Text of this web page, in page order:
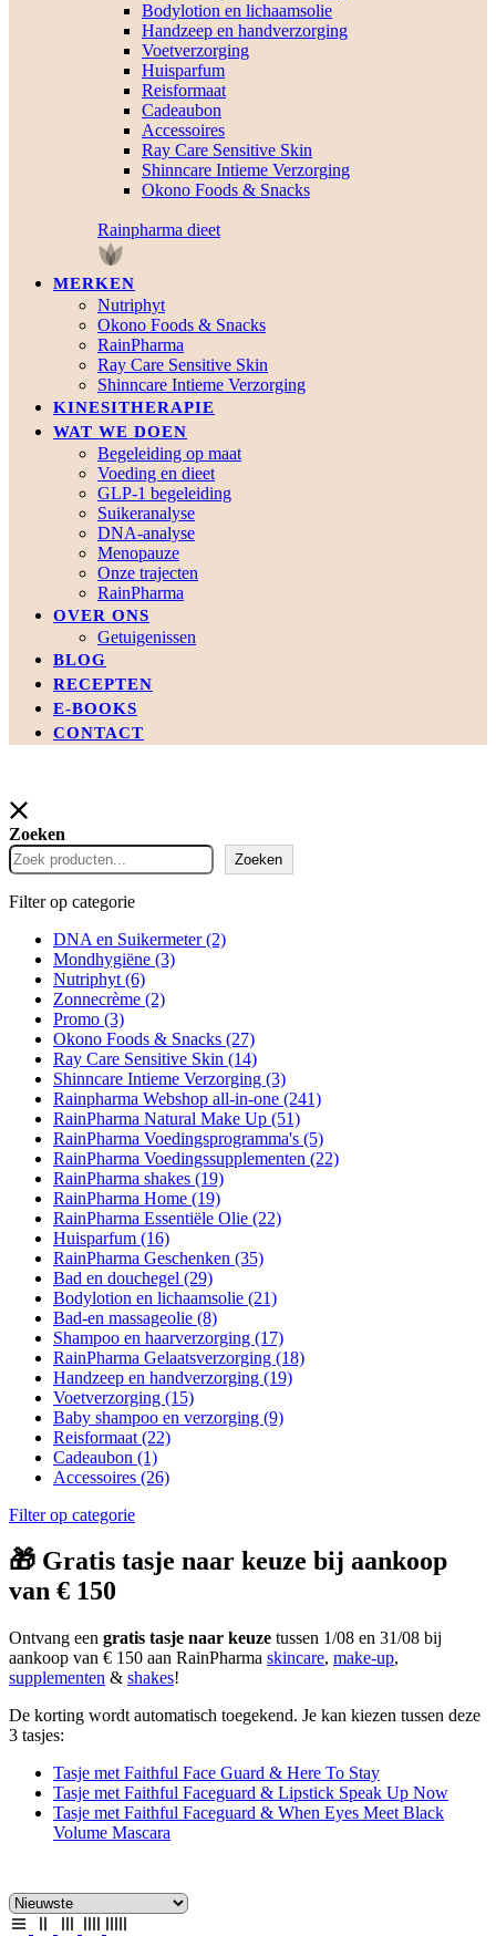
Bodylotion en lichaamsolie
Handzeep en handverzorging
Voetverzorging
Huisparfum
Reisformaat
Cadeaubon
Accessoires
Ray Care Sensitive Skin
Shinncare Intieme Verzorging
Okono Foods & Snacks
Rainpharma dieet
MERKEN
Nutriphyt
Okono Foods & Snacks
RainPharma
Ray Care Sensitive Skin
Shinncare Intieme Verzorging
KINESITHERAPIE
WAT WE DOEN
Begeleiding op maat
Voeding en dieet
GLP-1 begeleiding
Suikeranalyse
DNA-analyse
Menopauze
Onze trajecten
RainPharma
OVER ONS
Getuigenissen
BLOG
RECEPTEN
E-BOOKS
CONTACT
Zoeken
Zoeken
Filter op categorie
DNA en Suikermeter(2)
Mondhygiëne (3)
Nutriphyt (6)
Zonnecrème (2)
Promo (3)
Okono Foods & Snacks (27)
Ray Care Sensitive Skin (14)
Shinncare Intieme Verzorging (3)
Rainpharma Webshop all-in-one (241)
RainPharma Natural Make Up (51)
RainPharma Voedingsprogramma's (5)
RainPharma Voedingssupplementen (22)
RainPharma shakes (19)
RainPharma Home (19)
RainPharma Essentiële Olie (22)
Huisparfum (16)
RainPharma Geschenken (35)
Bad en douchegel (29)
Bodylotion en lichaamsolie (21)
Bad-en massageolie (8)
Shampoo en haarverzorging (17)
RainPharma Gelaatsverzorging (18)
Handzeep en handverzorging (19)
Voetverzorging (15)
Baby shampoo en verzorging (9)
Reisformaat (22)
Cadeaubon (1)
Accessoires (26)
Filter op categorie
🎁 Gratis tasje naar keuze bij aankoop
van € 150
Ontvang een gratis tasje naar keuze tussen 1/08 en 31/08 bij
aankoop van € 150 aan RainPharma skincare, make-up,
supplementen & shakes!
De korting wordt automatisch toegekend. Je kan kiezen tussen deze
3 tasjes:
Tasje met Faithful Face Guard & Here To Stay
Tasje met Faithful Faceguard & Lipstick Speak Up Now
Tasje met Faithful Faceguard & When Eyes Meet Black
Volume Mascara